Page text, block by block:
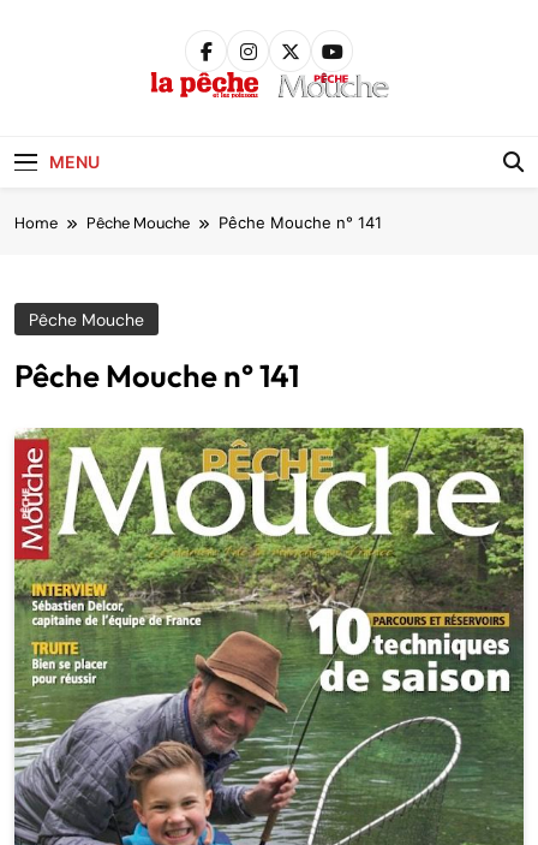
MENU
Home Pêche Mouche Pêche Mouche n° 141
Pêche Mouche
Pêche Mouche n° 141